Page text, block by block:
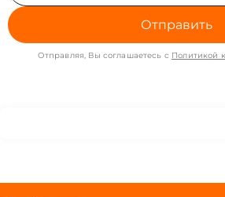
Отправить
Отправляя, Вы соглашаетесь с Политикой